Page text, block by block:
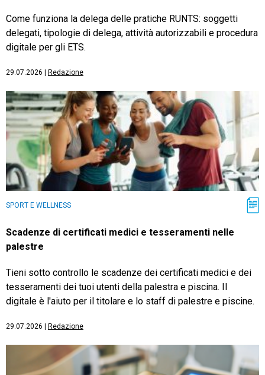
Come funziona la delega delle pratiche RUNTS: soggetti
delegati, tipologie di delega, attività autorizzabili e procedura
digitale per gli ETS.
29.07.2026 Redazione
SPORT E WELLNESS
Scadenze di certificati medici e tesseramenti nelle
palestre
Tieni sotto controllo le scadenze dei certificati medici e dei
tesseramenti dei tuoi utenti della palestra e piscina. Il
digitale è l'aiuto per il titolare e lo staff di palestre e piscine.
29.07.2026 Redazione